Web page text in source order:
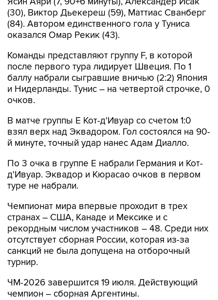
(30), Виктор Дьекереш (59), Маттиас Сванберг
(84). Автором единственного гола у Туниса
оказался Омар Рекик (43).
Команды представляют группу F, в которой
после первого тура лидирует Швеция. По 1
баллу набрали сыгравшие вничью (2:2) Япония
и Нидерланды. Тунис – на четвертой строчке, 0
очков.
В матче группы Е Кот-д'Ивуар со счетом 1:0
взял верх над Эквадором. Гол состоялся на 90-
й минуте, точный удар нанес Адам Диалло.
По 3 очка в группе Е набрали Германия и Кот-
д'Ивуар. Эквадор и Кюрасао очков в первом
туре не набрали.
Чемпионат мира впервые проходит в трех
странах – США, Канаде и Мексике и с
рекордным числом участников – 48. Среди них
отсутствует сборная России, которая из-за
санкций не была допущена на отборочный
турнир.
ЧМ-2026 завершится 19 июля. Действующий
чемпион – сборная Аргентины.